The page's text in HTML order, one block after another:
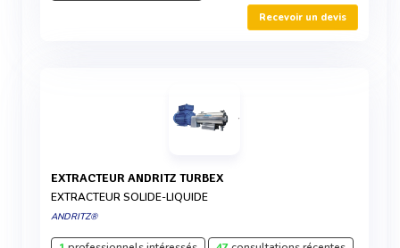
Recevoir un devis
EXTRACTEUR ANDRITZ TURBEX
EXTRACTEUR SOLIDE-LIQUIDE
ANDRITZ®